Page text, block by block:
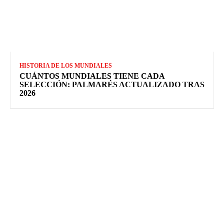
HISTORIA DE LOS MUNDIALES
CUÁNTOS MUNDIALES TIENE CADA
SELECCIÓN: PALMARÉS ACTUALIZADO TRAS
2026